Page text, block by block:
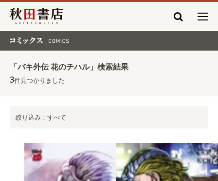
秋田書店
「バキ外伝 花のチハル」検索結果
3件見つかりました
絞り込み：すべて